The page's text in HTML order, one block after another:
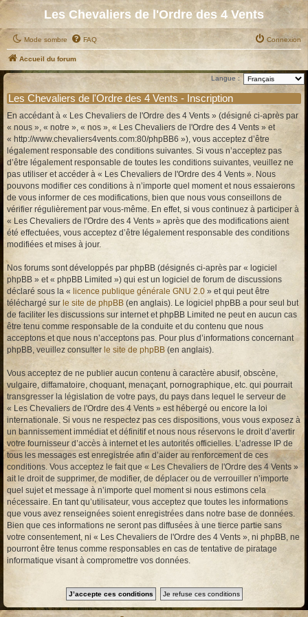
Les Chevaliers de l'Ordre des 4 Vents
Mode sombre FAQ Connexion
Accueil du forum
Langue :
Les Chevaliers de l'Ordre des 4 Vents - Inscription
En accédant à « Les Chevaliers de l'Ordre des 4 Vents » (désigné ci-après par
« nous », « notre », « nos », « Les Chevaliers de l'Ordre des 4 Vents » et
« http://www.chevaliers4vents.com:80/phpBB6 »), vous acceptez d’être
légalement responsable des conditions suivantes. Si vous n’acceptez pas
d’être légalement responsable de toutes les conditions suivantes, veuillez ne
pas utiliser et accéder à « Les Chevaliers de l'Ordre des 4 Vents ». Nous
pouvons modifier ces conditions à n’importe quel moment et nous essaierons
de vous informer de ces modifications, bien que nous vous conseillons de
vérifier régulièrement par vous-même. En effet, si vous continuez à participer à
« Les Chevaliers de l'Ordre des 4 Vents » après que des modifications aient
été effectuées, vous acceptez d’être légalement responsable des conditions
modifiées et mises à jour.
Nos forums sont développés par phpBB (désignés ci-après par « logiciel
phpBB » et « phpBB Limited ») qui est un logiciel de forum de discussions
déclaré sous la « licence publique générale GNU 2.0 » et qui peut être
téléchargé sur le site de phpBB (en anglais). Le logiciel phpBB a pour seul but
de faciliter les discussions sur internet et phpBB Limited ne peut en aucun cas
être tenu comme responsable de la conduite et du contenu que nous
acceptons et que nous n’acceptons pas. Pour plus d’informations concernant
phpBB, veuillez consulter le site de phpBB (en anglais).
Vous acceptez de ne publier aucun contenu à caractère abusif, obscène,
vulgaire, diffamatoire, choquant, menaçant, pornographique, etc. qui pourrait
transgresser la législation de votre pays, du pays dans lequel le serveur de
« Les Chevaliers de l'Ordre des 4 Vents » est hébergé ou encore la loi
internationale. Si vous ne respectez pas ces dispositions, vous vous exposez à
un bannissement immédiat et définitif et nous nous réservons le droit d’avertir
votre fournisseur d’accès à internet et les autorités officielles. L’adresse IP de
tous les messages est enregistrée afin d’aider au renforcement de ces
conditions. Vous acceptez le fait que « Les Chevaliers de l'Ordre des 4 Vents »
ait le droit de supprimer, de modifier, de déplacer ou de verrouiller n’importe
quel sujet et message à n’importe quel moment si nous estimons cela
nécessaire. En tant qu’utilisateur, vous acceptez que toutes les informations
que vous avez renseignées soient enregistrées dans notre base de données.
Bien que ces informations ne seront pas diffusées à une tierce partie sans
votre consentement, ni « Les Chevaliers de l'Ordre des 4 Vents », ni phpBB, ne
pourront être tenus comme responsables en cas de tentative de piratage
informatique visant à compromettre vos données.